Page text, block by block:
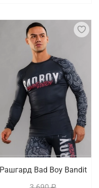
Рашгард Bad Boy Bandit